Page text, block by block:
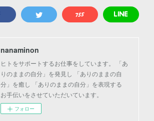
nanaminon
ヒトをサポートするお仕事をしています。 「あ
りのままの自分」を発見し 「ありのままの自
分」を癒し 「ありのままの自分」を表現する
お手伝いをさせていただいています。
フォロー